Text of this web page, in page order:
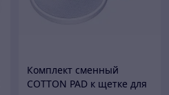
Комплект сменный
COTTON PAD к щетке для